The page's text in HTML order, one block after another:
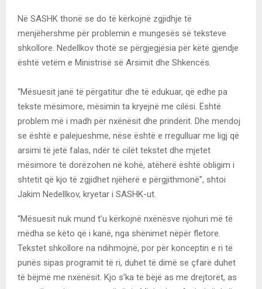
Në SASHK thonë se do të kërkojnë zgjidhje të
menjëhershme për problemin e mungesës së teksteve
shkollore. Nedellkov thotë se përgjegjësia për këtë gjendje
është vetëm e Ministrisë së Arsimit dhe Shkencës.
“Mësuesit janë të përgatitur dhe të edukuar, që edhe pa
tekste mësimore, mësimin ta kryejnë me cilësi. Është
problem më i madh për nxënësit dhe prindërit. Dhe mendoj
se është e palejueshme, nëse është e rregulluar me ligj që
arsimi të jetë falas, ndër të cilët tekstet dhe mjetet
mësimore të dorëzohen në kohë, atëherë është obligim i
shtetit që kjo të zgjidhet njëherë e përgjithmonë”, shtoi
Jakim Nedellkov, kryetar i SASHK-ut.
“Mësuesit nuk mund t’u kërkojnë nxënësve njohuri më të
mëdha se këto që i kanë, nga shënimet nëpër fletore.
Tekstet shkollore na ndihmojnë, por për konceptin e ri të
punës sipas programit të ri, duhet të dimë se çfarë duhet
të bëjmë me nxënësit. Kjo s’ka të bëjë as me drejtorët, as